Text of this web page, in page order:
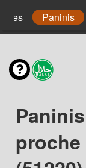
Paninis